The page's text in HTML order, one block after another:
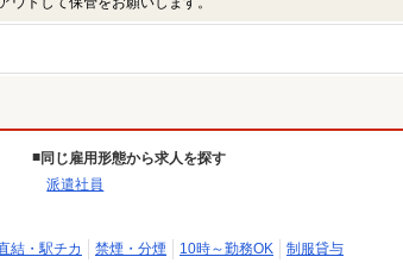
同じ雇用形態から求人を探す
派遣社員
結・駅チカ 禁煙・分煙 10時～勤務OK 制服貸与